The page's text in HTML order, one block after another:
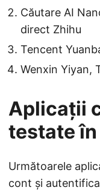
Căutare AI
direct Zhihu
Tencent
Wenxin Yiyan,
Aplicații
testate
Următoarele
cont și